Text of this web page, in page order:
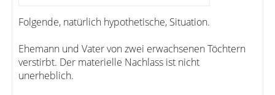
Folgende, natürlich hypothetische, Situation.
Ehemann und Vater von zwei erwachsenen Töchtern
verstirbt. Der materielle Nachlass ist nicht
unerheblich.